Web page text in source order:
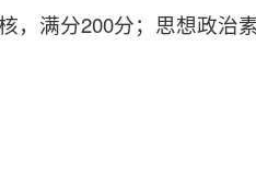
，满分200分；思想政